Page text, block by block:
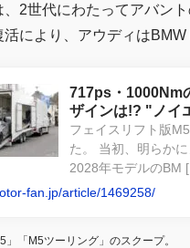
、2世代にわたってアバン
により、アウディは
717ps・1000Nm
ザインは!? "ノイ
フェイスリフト版
た。 当初、明らか
2028年モデルのBM
fan.jp/article/1469258/
」「M5ツーリング」のスクープ。